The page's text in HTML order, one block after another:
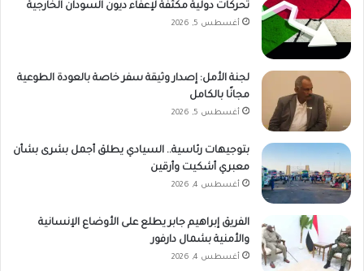
تحركات دولية مكثفة لإعفاء ديون السودان الخارجية
أغسطس 5, 2026
لجنة الأمل: إصدار وثيقة سفر خاصة بالعودة الطوعية
مجانًا بالكامل
أغسطس 5, 2026
بتوجيهات رئاسية.. السيادي يطلق أجمل بشرى بشأن
معبري أشكيت وأرقين
أغسطس 4, 2026
الفريق إبراهيم جابر يطلع على الأوضاع الإنسانية
والأمنية بشمال دارفور
أغسطس 4, 2026